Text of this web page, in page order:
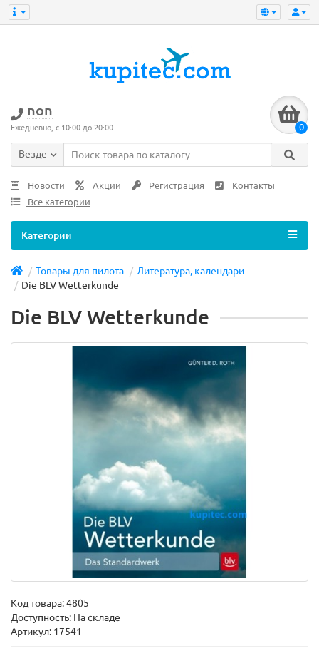
non
Ежедневно, с 10:00 до 20:00 0
Везде
Новости Акции Регистрация
Контакты
Все категории
Категории
Товары для пилота
Литература, календари
Die BLV Wetterkunde
Die BLV Wetterkunde
Код товара:4805
Доступность: На складе
Артикул: 17541